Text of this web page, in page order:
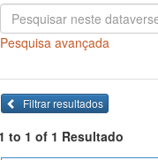
Pesquisa avançada
Filtrar resultados
to 1 of 1 Resultado